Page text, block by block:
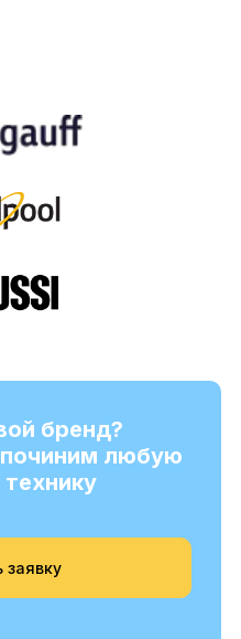
бренд?
любую
заявку